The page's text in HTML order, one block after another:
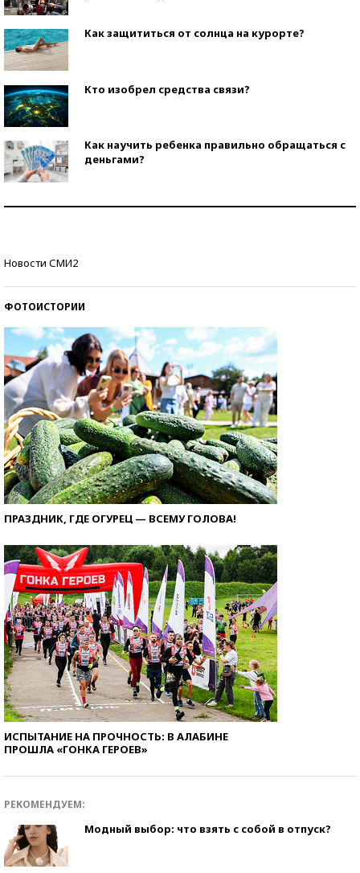
Как защититься от солнца на курорте?
Кто изобрел средства связи?
Как научить ребенка правильно обращаться с
деньгами?
Новости СМИ2
ФОТОИСТОРИИ
ПРАЗДНИК, ГДЕ ОГУРЕЦ — ВСЕМУ ГОЛОВА!
ИСПЫТАНИЕ НА ПРОЧНОСТЬ: В АЛАБИНЕ
ПРОШЛА «ГОНКА ГЕРОЕВ»
РЕКОМЕНДУЕМ:
Модный выбор: что взять с собой в отпуск?